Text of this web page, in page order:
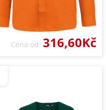
Cena od 316,60Kč